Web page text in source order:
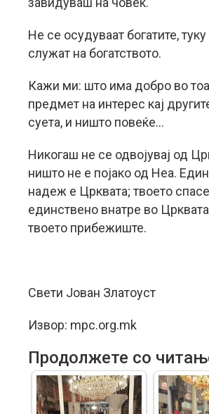
Не се осудуваат богатите,
служат на богатството.
Кажи ми: што има добро во
предмет на интерес кај
суета, и ништо повеќе…
Никогаш не се одвојувај од
ништо не е појако од Неа.
надеж е Црквата; твоето
единствено внатре во
твоето прибежиште.
Свети Јован Златоуст
Извор: mpc.org.mk
Продолжете со